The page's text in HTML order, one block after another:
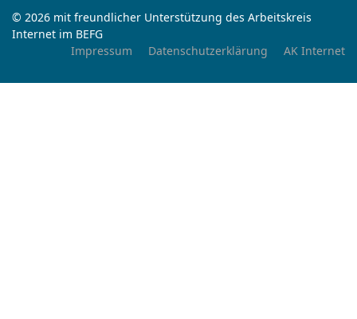
© 2026 mit freundlicher Unterstützung des Arbeitskreis
Internet im BEFG
Impressum
Datenschutzerklärung AK Internet